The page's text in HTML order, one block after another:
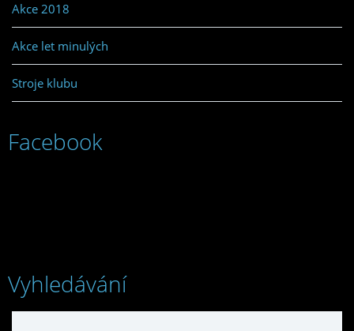
Akce 2018
Akce let minulých
Stroje klubu
Facebook
Vyhledávání